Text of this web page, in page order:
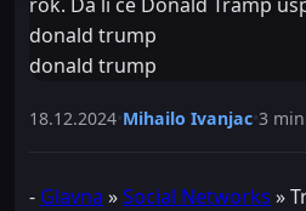
donald trump
18.12.2024 Mihailo Ivanjac 3
- Glavna »Social Networks »